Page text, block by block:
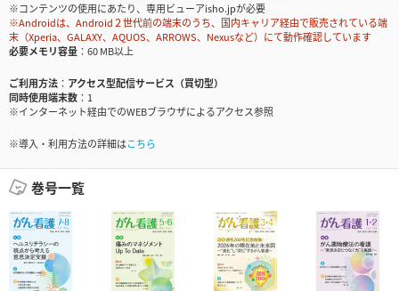
※コンテンツの使用にあたり、専用ビューアisho.jpが必要
※Androidは、Android２世代前の端末のうち、国内キャリア経由で販売されている端
末（Xperia、GALAXY、AQUOS、ARROWS、Nexusなど）にて動作確認しています
必要メモリ容量
60 MB以上
ご利用方法
アクセス型配信サービス（買切型）
同時使用端末数
1
※インターネット経由でのWEBブラウザによるアクセス参照
※導入・利用方法の詳細はこちら
巻号一覧